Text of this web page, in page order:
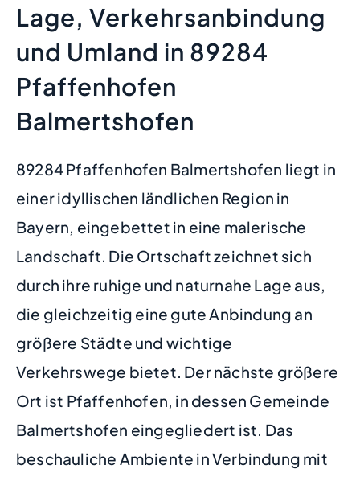
Lage, Verkehrsanbindung
und Umland in 89284
Pfaffenhofen
Balmertshofen
89284 Pfaffenhofen Balmertshofen liegt in
einer idyllischen ländlichen Region in
Bayern, eingebettet in eine malerische
Landschaft. Die Ortschaft zeichnet sich
durch ihre ruhige und naturnahe Lage aus,
die gleichzeitig eine gute Anbindung an
größere Städte und wichtige
Verkehrswege bietet. Der nächste größere
Ort ist Pfaffenhofen, in dessen Gemeinde
Balmertshofen eingegliedert ist. Das
beschauliche Ambiente in Verbindung mit